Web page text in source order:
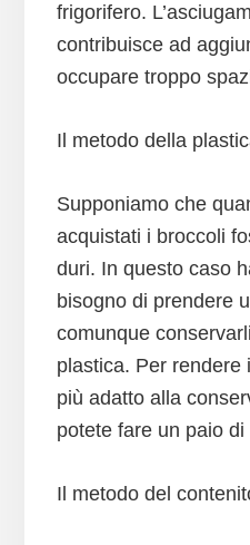
frigorifero.
contribuisce ad
occupare troppo
Il metodo della
Supponiamo che
acquistati i broccoli
duri. In questo caso
bisogno di prendere
comunque
plastica. Per rendere
più adatto alla
potete fare un paio
Il metodo del